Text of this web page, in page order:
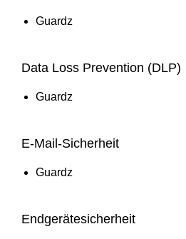
Guardz
Data Loss Prevention (DLP)
Guardz
E‑Mail‑Sicherheit
Guardz
Endgerätesicherheit